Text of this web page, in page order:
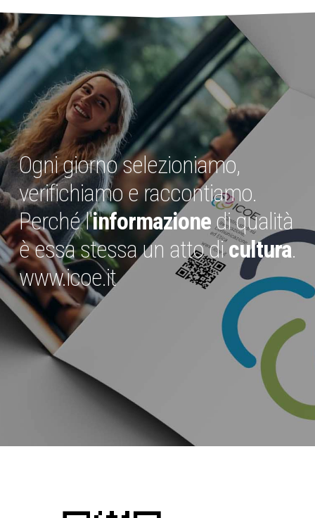
Ogni giorno selezioniamo,
verifichiamo e raccontiamo.
Perché l'informazionedi qualità
è essa stessa un atto dicultura.
www.icoe.it